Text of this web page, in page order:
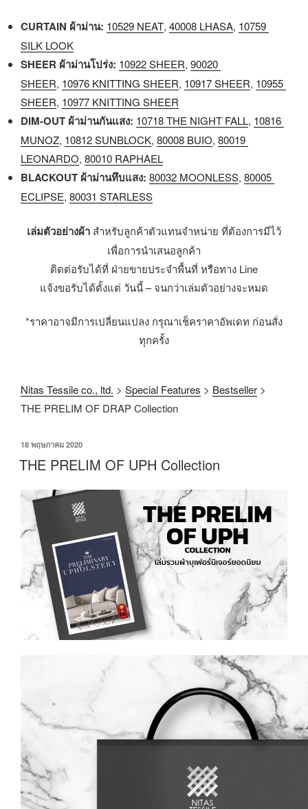
CURTAIN ผ้าม่าน: 10529 NEAT, 40008 LHASA, 10759
SILK LOOK
SHEER ผ้าม่านโปร่ง: 10922 SHEER, 90020
SHEER, 10976 KNITTING SHEER, 10917 SHEER, 10955
SHEER, 10977 KNITTING SHEER
DIM-OUT ผ้าม่านกันแสง: 10718 THE NIGHT FALL, 10816
MUNOZ, 10812 SUNBLOCK, 80008 BUIO, 80019
LEONARDO, 80010 RAPHAEL
BLACKOUT ผ้าม่านทึบแสง: 80032 MOONLESS, 80005
ECLIPSE, 80031 STARLESS
เล่มตัวอย่างผ้า สำหรับลูกค้าตัวแทนจำหน่าย ที่ต้องการมีไว้
เพื่อการนำเสนอลูกค้า
ติดต่อรับได้ที่ ฝ่ายขายประจำพื้นที่ หรือทาง Line
แจ้งขอรับได้ตั้งแต่ วันนี้ – จนกว่าเล่มตัวอย่างจะหมด
*ราคาอาจมีการเปลี่ยนแปลง กรุณาเช็คราคาอัพเดท ก่อนสั่ง
ทุกครั้ง
Nitas Tessile co., ltd. > Special Features > Bestseller >
THE PRELIM OF DRAP Collection
18 พฤษภาคม 2020
THE PRELIM OF UPH Collection